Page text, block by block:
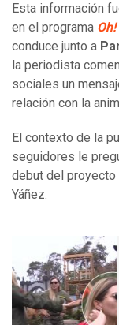
Esta información
en el programa
conduce junto a
la periodista
sociales un
relación con la
El contexto de la
seguidores le
debut del proyecto
Yáñez.